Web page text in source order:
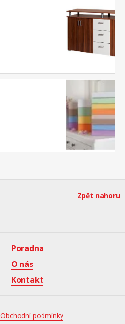
Zpět nahoru
Poradna
O nás
Kontakt
Obchodní podmínky